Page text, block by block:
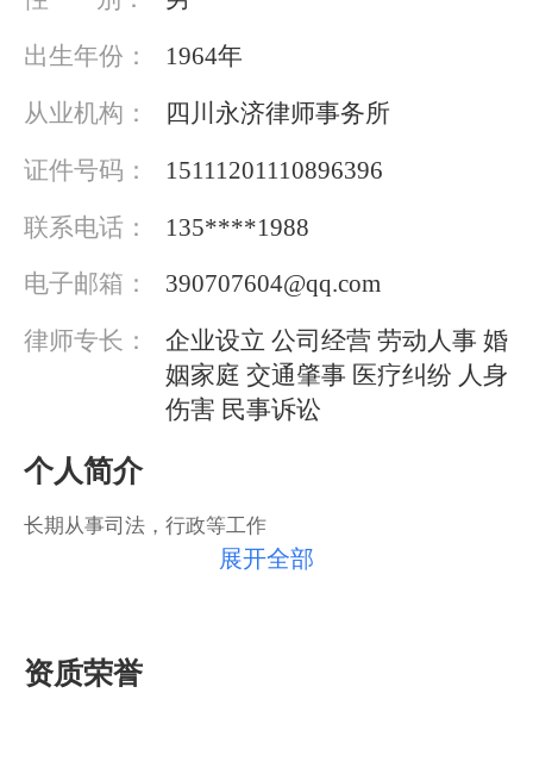
出生年份：
1964年
从业机构：
四川永济律师事务所
证件号码：
15111201110896396
联系电话：
135****1988
电子邮箱：
390707604@qq.com
律师专长：
企业设立 公司经营 劳动人事 婚
姻家庭 交通肇事 医疗纠纷 人身
伤害 民事诉讼
个人简介
长期从事司法，行政等工作
展开全部
资质荣誉